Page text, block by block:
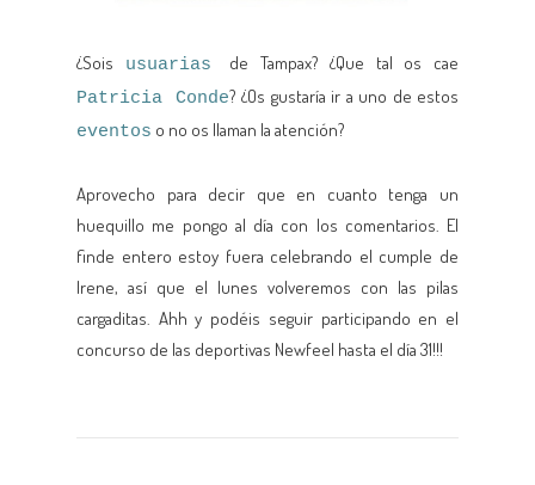
¿Sois usuarias de Tampax? ¿Que tal os cae
Patricia Conde? ¿Os gustaría ir a uno de estos
eventos o no os llaman la atención?
Aprovecho para decir que en cuanto tenga un
huequillo me pongo al día con los comentarios. El
finde entero estoy fuera celebrando el cumple de
Irene, así que el lunes volveremos con las pilas
cargaditas. Ahh y podéis seguir participando en el
concurso de las deportivas Newfeel hasta el día 31!!!